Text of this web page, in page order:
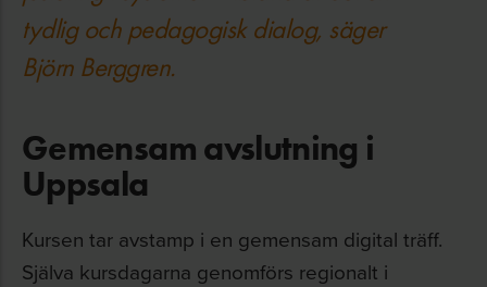
tydlig och pedagogisk dialog, säger
Björn Berggren.
Gemensam avslutning i
Uppsala
Kursen tar avstamp i en gemensam digital träff.
Själva kursdagarna genomförs regionalt i